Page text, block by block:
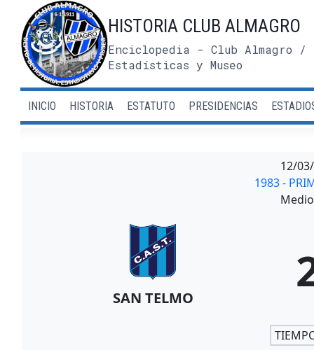
contenido
HISTORIA CLUB ALMAGRO
Enciclopedia - Club Almagro /
Estadísticas y Museo
INICIO HISTORIA ESTATUTO PRESIDENCIAS
12/
1983 -
SAN TELMO